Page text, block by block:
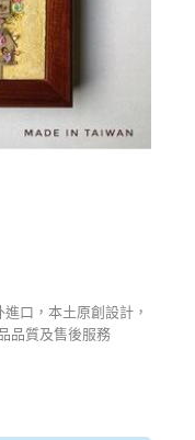
口，本土原創設計，
品質及售後服務